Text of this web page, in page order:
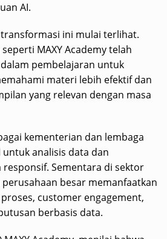
AI.
ini mulai terlihat.
MAXY Academy telah
pembelajaran untuk
materi lebih efektif dan
yang relevan dengan masa
kementerian dan lembaga
analisis data dan
responsif. Sementara di sektor
perusahaan besar memanfaatkan
customer engagement,
berbasis data.